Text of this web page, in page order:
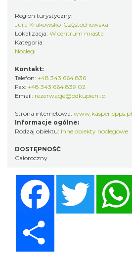
Region turystyczny:
Jura Krakowsko-Częstochowska
Lokalizacja: W centrum miasta
Kategoria:
Noclegi
Kontakt:
Telefon: +48 343 664 836
Fax: +48 343 664 839 02
Email: rezerwacje@odkupieni.pl
Strona internetowa: www.kasper.cpps.pl
Informacje ogólne:
Rodzaj obiektu: Inne obiekty noclegowe
DOSTĘPNOŚĆ
Całoroczny
Twitter